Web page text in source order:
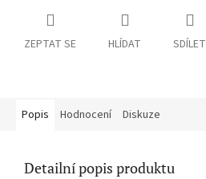
ZEPTAT SE HLÍDAT SDÍLET
Popis Hodnocení Diskuze
Detailní popis produktu